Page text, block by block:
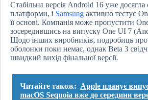
Стабільна версія Android 16 уже досягла
платформи, і Samsung активно тестує
її основі. Компанія може пропустити
зосередившись на випуску One UI 7
Щодо інших виробників, подробиць про
оболонки поки немає, однак Beta 3
швидкий вихід фінальної версії.
Читайте також: Apple планує
macOS Sequoia вже до середини